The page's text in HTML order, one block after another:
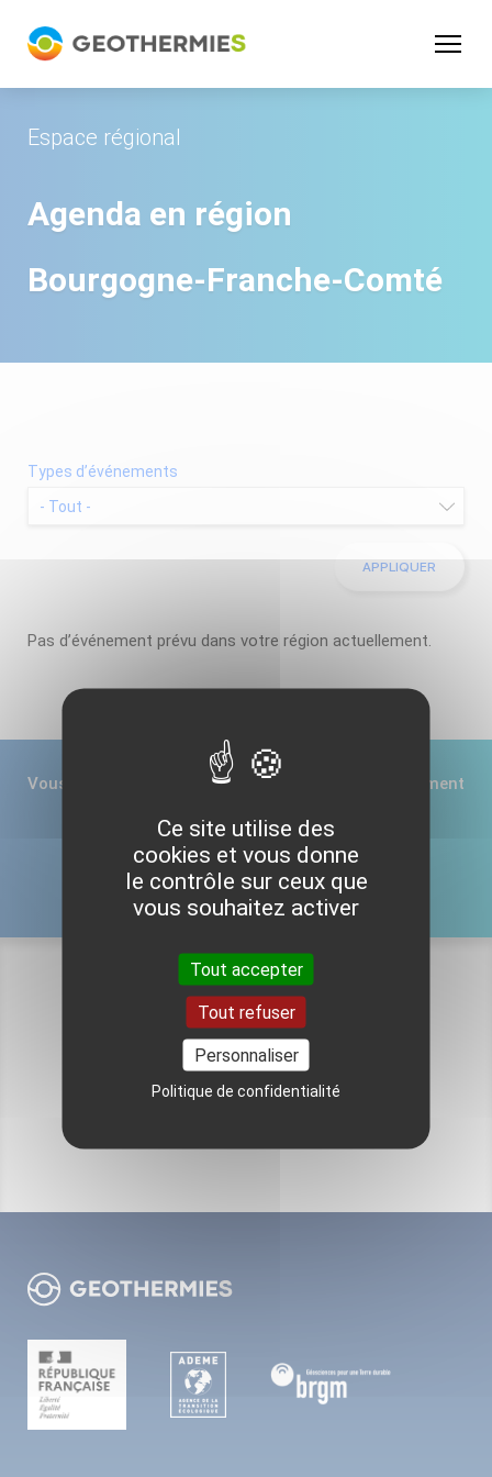
Espace régional
Agenda en région
Bourgogne-Franche-Comté
Types d’événements
Pas d’événement prévu dans votre région actuellement.
Vous souhaitez nous informer d’un prochain événement
régional ?
CONTACTEZ-NOUS
Pour aller plus loin
VOIR TOUS LES ÉVÉNEMENTS
Ce site utilise des
cookies et vous donne
le contrôle sur ceux que
vous souhaitez activer
Tout accepter
Tout refuser
Personnaliser
Politique de confidentialité